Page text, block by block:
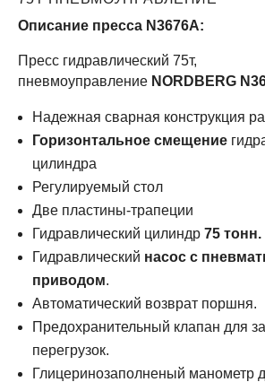
Описание пресса N3676A:
Пресс гидравлический 75т,
пневмоуправление NORDBERG
Надежная сварная конструкция
Горизонтальное смещение
цилиндра
Регулируемый стол
Две пластины-трапеции
Гидравлический цилиндр 75 тонн.
Гидравлический насос с
приводом.
Автоматический возврат поршня.
Предохранительный клапан для
перегрузок.
Глицеринозаполненый манометр